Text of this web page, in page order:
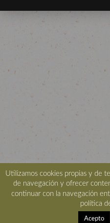
Utilizamos cookies propias y de
de navegación y ofrecer
continuar con la navegación
política
Acepto